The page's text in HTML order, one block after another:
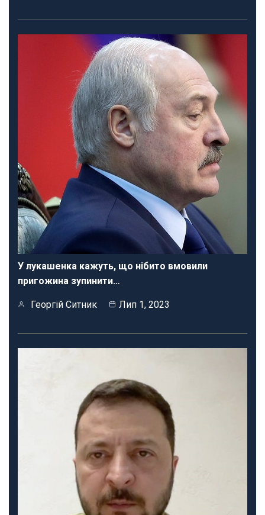
У лукашенка кажуть, що нібито вмовили
пригожина зупинити…
Георгій Ситник Лип 1, 2023